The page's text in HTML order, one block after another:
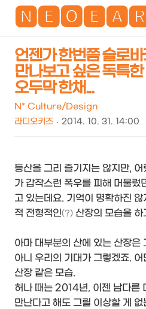
언젠가 한번쯤 슬로
만나보고 싶은 독특
오두막 한채...
N* Culture/Design
라디오키즈
2014. 10. 31. 14:00
등산을 그리 즐기지는 않지만,
가 갑작스런 폭우를 피해 머물렀
고 있는데요. 기억이 명확하진
적 전형적인(?) 산장의 모습을
아마 대부분의 산에 있는 산장은
아니 우리의 기대가 그렇겠죠.
산장 같은 모습.
허나 때는 2014년, 이젠 남다른
만난다고 해도 그릴 이상할 게